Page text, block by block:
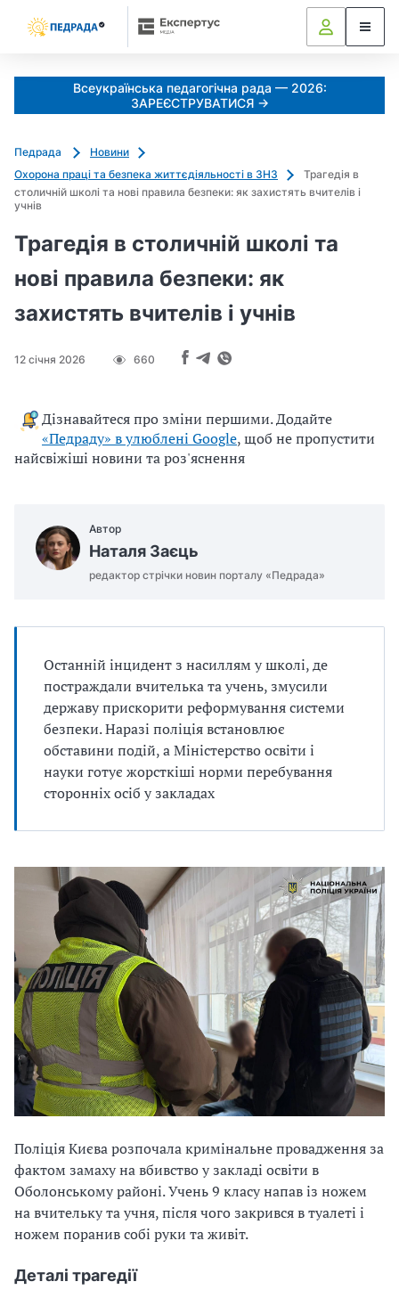
Всеукраїнська педагогічна рада — 2026:
ЗАРЕЄСТРУВАТИСЯ →
Педрада
Новини
Охорона праці та безпека життєдіяльності в ЗНЗ
Трагедія в
столичній школі та нові правила безпеки: як захистять вчителів і
учнів
Трагедія в столичній школі та
нові правила безпеки: як
захистять вчителів і учнів
12 січня 2026 660
Дізнавайтеся про зміни першими. Додайте
«Педраду» в улюблені Google, щоб не пропустити
найсвіжіші новини та роз'яснення
Автор
Наталя Заєць
редактор стрічки новин порталу «Педрада»
Останній інцидент з насиллям у школі, де
постраждали вчителька та учень, змусили
державу прискорити реформування системи
безпеки. Наразі поліція встановлює
обставини подій, а Міністерство освіти і
науки готує жорсткіші норми перебування
сторонніх осіб у закладах
Поліція Києва розпочала кримінальне провадження за
фактом замаху на вбивство у закладі освіти в
Оболонському районі. Учень 9 класу напав із ножем
на вчительку та учня, після чого закрився в туалеті і
ножем поранив собі руки та живіт.
Деталі трагедії